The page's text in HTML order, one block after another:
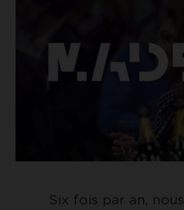
Six fois par an,
Cookie de Google Tag
permet de mettre en place
l'envoi des données sur
ACCEPTER LES